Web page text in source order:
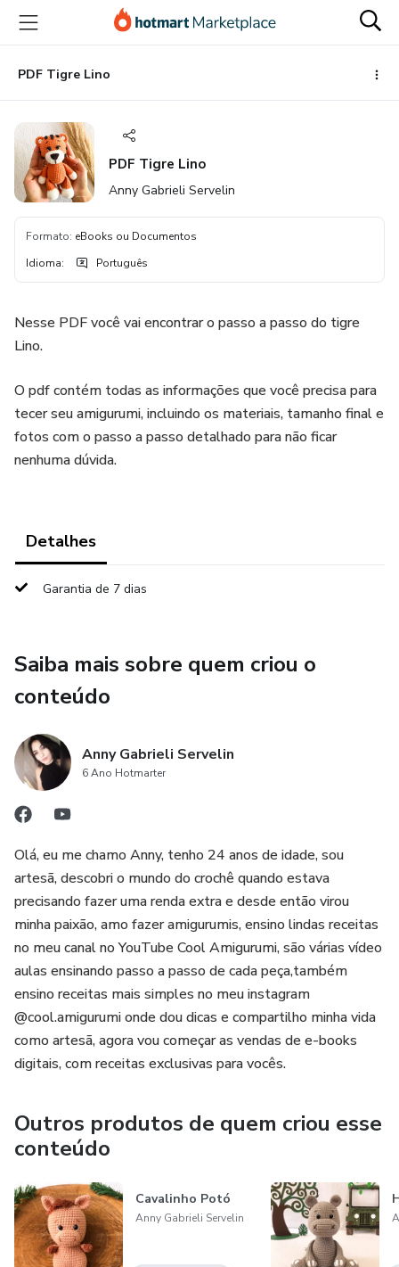
para
conteúdo
principal
para
pagamento
para
rodapé
PDF Tigre Lino
PDF Tigre Lino
Anny Gabrieli Servelin
Formato: eBooks ou Documentos
Idioma: Português
Nesse PDF você vai encontrar o passo a passo do tigre
Lino.
O pdf contém todas as informações que você precisa para
tecer seu amigurumi, incluindo os materiais, tamanho final e
fotos com o passo a passo detalhado para não ficar
nenhuma dúvida.
Detalhes
Garantia de 7 dias
Saiba mais sobre quem criou o
conteúdo
Anny Gabrieli Servelin
6 Ano Hotmarter
Olá, eu me chamo Anny, tenho 24 anos de idade, sou
artesã, descobri o mundo do crochê quando estava
precisando fazer uma renda extra e desde então virou
minha paixão, amo fazer amigurumis, ensino lindas receitas
no meu canal no YouTube Cool Amigurumi, são várias vídeo
aulas ensinando passo a passo de cada peça,também
ensino receitas mais simples no meu instagram
@cool.amigurumi onde dou dicas e compartilho minha vida
como artesã, agora vou começar as vendas de e-books
digitais, com receitas exclusivas para vocês.
Outros produtos de quem criou esse
conteúdo
Cavalinho Potó
Anny Gabrieli Servelin